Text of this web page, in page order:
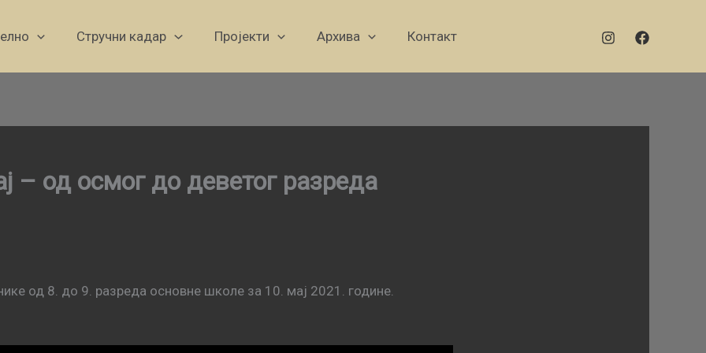
Стручни кадар Пројекти Архива Контакт
– од осмог до деветог разреда
од 8. до 9. разреда основне школе за 10. мај 2021. године.